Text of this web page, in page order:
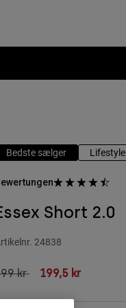
Bedste sælger Lifestyle
Short 2.0
24838
reduced from
krto199,5 kr